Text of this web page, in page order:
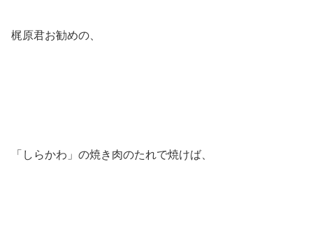
梶原君お勧めの、
「しらかわ」の焼き肉のたれで焼けば、